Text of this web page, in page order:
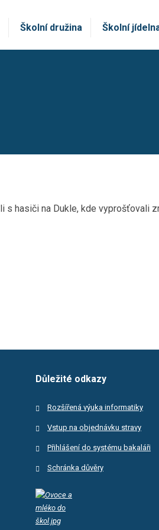
Školní družina Školní
hasiči na Dukle, kde vyprošťovali
Důležité odkazy
Rozšířená výuka informatiky
Vstup na objednávku stravy
Přihlášení do systému bakaláři
Schránka důvěry